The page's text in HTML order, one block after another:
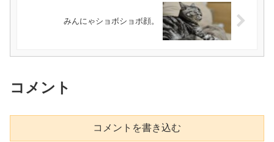
みんにゃショボショボ顔。
コメント
コメントを書き込む